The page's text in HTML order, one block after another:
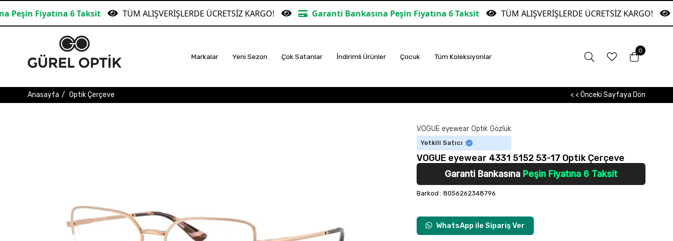
6 Taksit TÜM ALIŞVERİŞLERDE ÜCRETSİZ KARGO! Garanti Bankasına Peşin Fiyatına 6 Taksit TÜM ALIŞVERİŞLERDE ÜCRETSİZ KARGO!
Markalar Yeni Sezon Çok Satanlar İndirimli Ürünler Çocuk Tüm Koleksiyonlar
0
Anasayfa Optik Çerçeve < < Önceki Sayfaya Dön
VOGUE eyewear Optik Gözlük
Yetkili Satıcı
VOGUE eyewear 4331 5152 53-17 Optik Çerçeve
Garanti Bankasına Peşin Fiyatına 6 Taksit
Barkod : 8056262348796
WhatsApp ile Sipariş Ver